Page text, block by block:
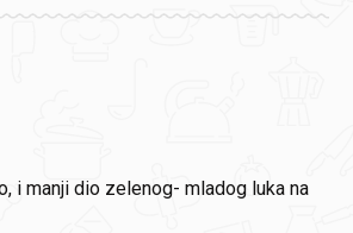
i manji dio zelenog- mladog luka na